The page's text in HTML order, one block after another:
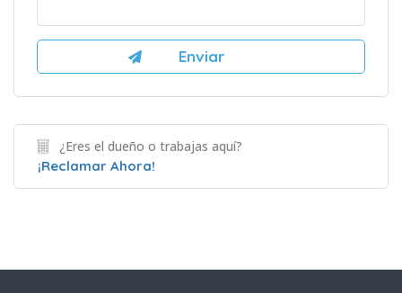
¿Eres el dueño o trabajas aquí?
¡Reclamar Ahora!